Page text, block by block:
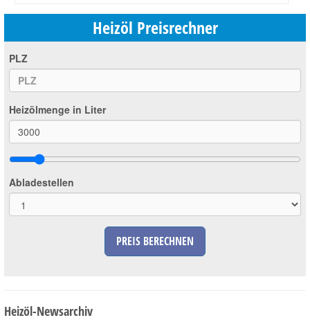
Heizöl Preisrechner
PLZ
Heizölmenge in Liter
Abladestellen
PREIS BERECHNEN
Heizöl-Newsarchiv